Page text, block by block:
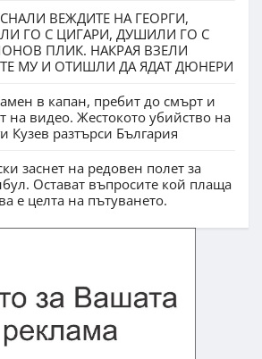
ВЕЖДИТЕ НА ГЕОРГИ,
ГО С ЦИГАРИ, ДУШИЛИ ГО С
ПЛИК. НАКРАЯ ВЗЕЛИ
МУ И ОТИШЛИ ДА ЯДАТ ДЮНЕРИ
в капан, пребит до смърт и
на видео. Жестокото убийство на
Кузев разтърси България
заснет на редовен полет за
Остават въпросите кой плаща
е целта на пътуването.